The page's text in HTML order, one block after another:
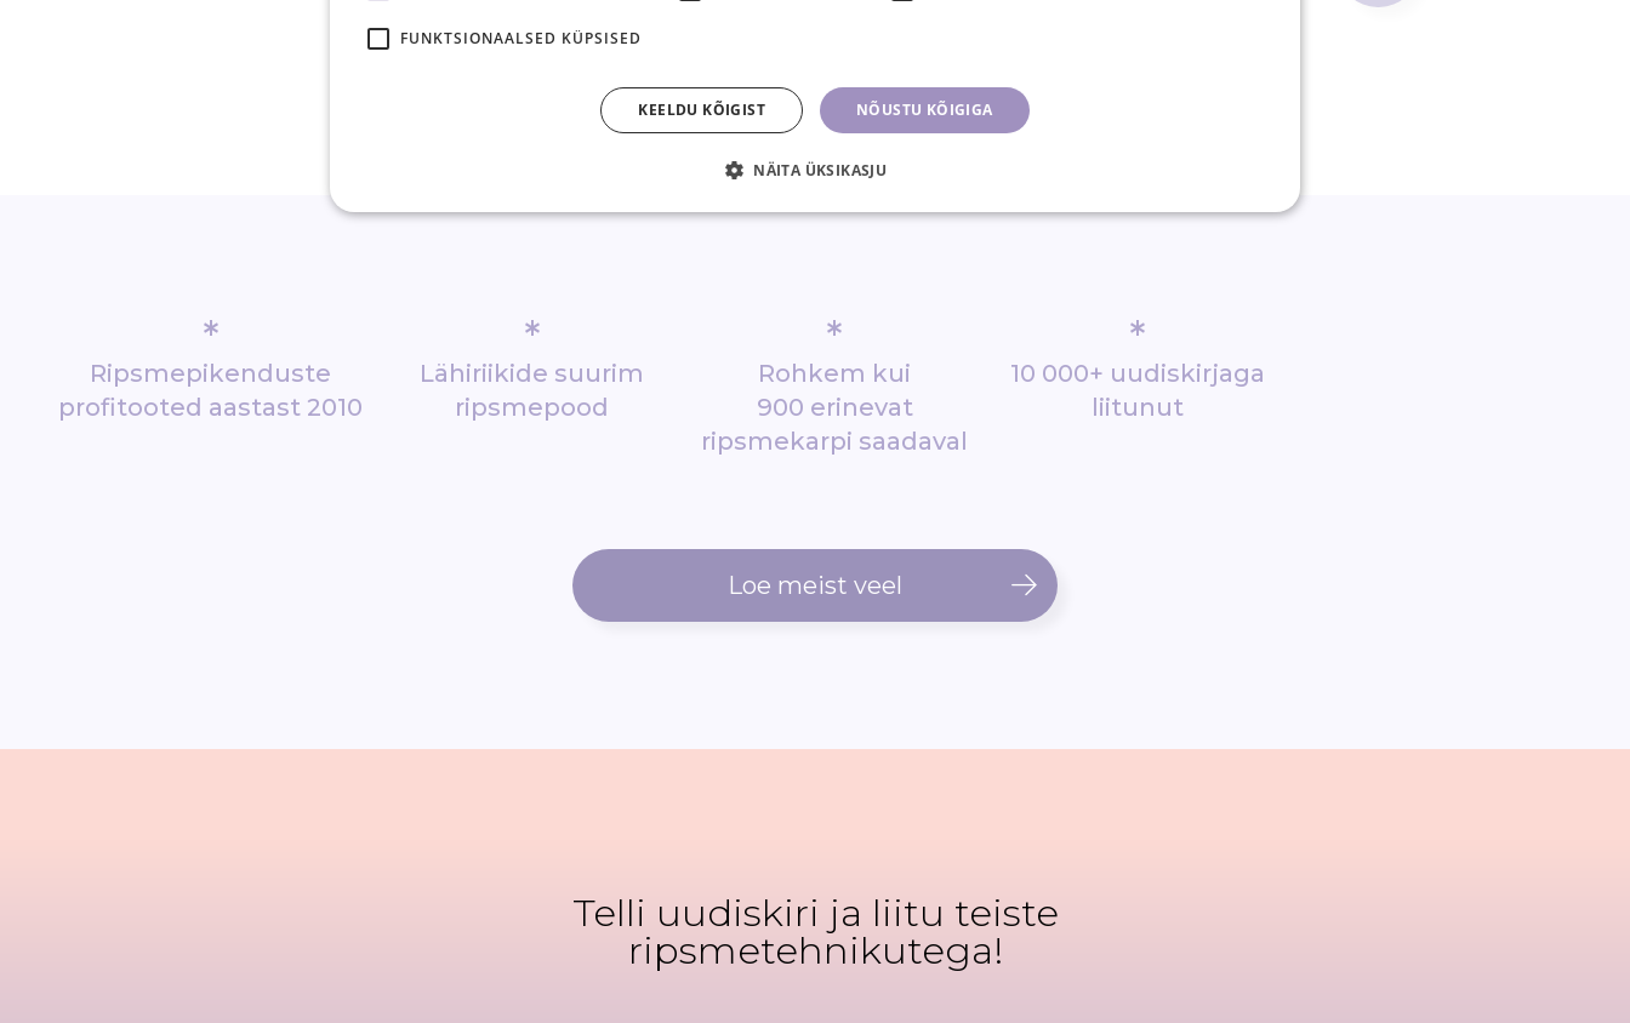
*
Ripsmepikenduste
profitooted aastast 2010
*
Lähiriikide suurim
ripsmepood
*
Rohkem kui
900 erinevat
ripsmekarpi saadaval
*
10 000+ uudiskirjaga
liitunut
Loe meist veel
Telli uudiskiri ja liitu teiste
ripsmetehnikutega!
FUNKTSIONAALSED KÜPSISED
NÕUSTU KÕIGIGA
KEELDU KÕIGIST
NÄITA ÜKSIKASJU